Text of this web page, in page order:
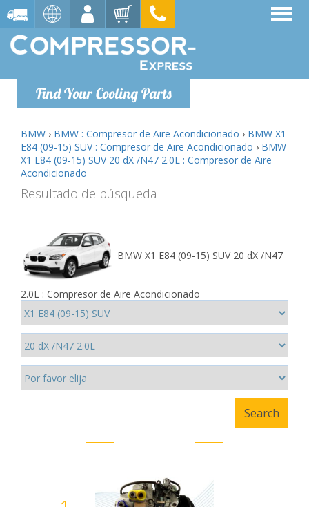
Find Your Cooling Parts
BMW › BMW : Compresor de Aire Acondicionado › BMW X1
E84 (09-15) SUV : Compresor de Aire Acondicionado › BMW
X1 E84 (09-15) SUV 20 dX /N47 2.0L : Compresor de Aire
Acondicionado
Resultado de búsqueda
BMW X1 E84 (09-15) SUV 20 dX /N47
2.0L : Compresor de Aire Acondicionado